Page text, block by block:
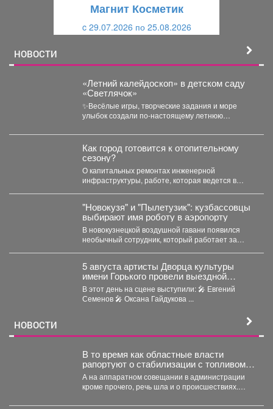
Магнит Косметик
c 29.07.2026 по 25.08.2026
НОВОСТИ
«Летний калейдоскоп» в детском саду
«Светлячок»
✨Весёлые игры, творческие задания и море
улыбок создали по-настоящему летнюю
Как город готовится к отопительному
сезону?
О капитальных ремонтах инженерной
инфраструктуры, работе, которая ведется в
"Новокузя" и "Пылетузик": кузбассовцы
выбирают имя роботу в аэропорту
В новокузнецкой воздушной гавани появился
необычный сотрудник, который работает за
5 августа артисты Дворца культуры
имени Горького провели выездной
концерт в реабилитационном центре
«Топаз».
В этот день на сцене выступили: 🎤 Евгений
Семенов 🎤 Оксана Гайдукова ...
НОВОСТИ
В то время как областные власти
рапортуют о стабилизации с топливом в
Кузбассе, пожарные предупреждают
тех, кто перестраховался и набрал
бензина и дизтоплива впрок.
А на аппаратном совещании в администрации
кроме прочего, речь шла и о происшествиях.